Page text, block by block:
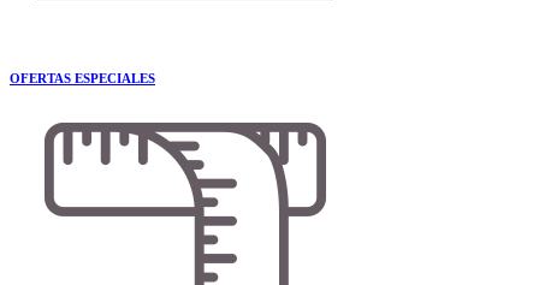
OFERTAS ESPECIALES